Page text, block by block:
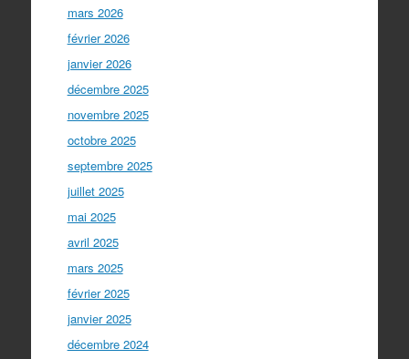
mars 2026
février 2026
janvier 2026
décembre 2025
novembre 2025
octobre 2025
septembre 2025
juillet 2025
mai 2025
avril 2025
mars 2025
février 2025
janvier 2025
décembre 2024